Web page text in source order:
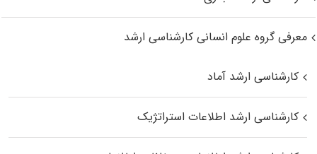
معرفی گروه علوم انسانی کارشناسی ارشد
کارشناسی ارشد آماد
کارشناسی ارشد اطلاعات استراتژیک